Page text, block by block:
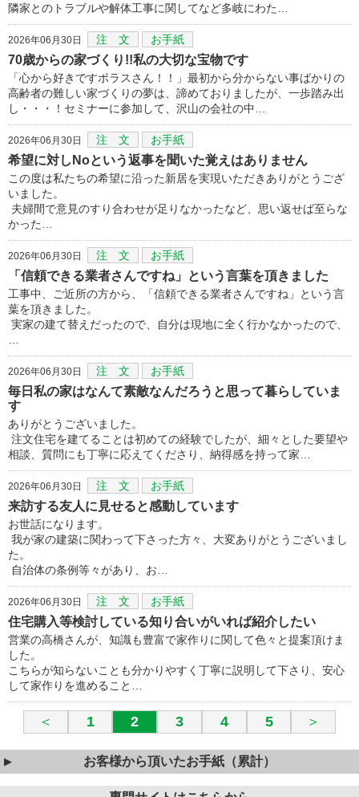
隣家とのトラブルや解体工事に関してなど多岐にわた…
2026年06月30日 注 文 お手紙
70歳からの家づくり!!私の大切な宝物です
「心から好きですポラスさん！！」最初から分からない事ばかりの
高齢者の難しい家づくりの夢は、諦めておりましたが、一歩踏み出
し・・・！セミナーに参加して、沢山の会社の中…
2026年06月30日 注 文 お手紙
希望に対しNoという返事を聞いた覚えはありません
この度は私たちの希望に沿った新居を実現いただきありがとうござ
いました。
夫婦間で意見のすり合わせが足りなかったなど、思い返せば至らな
かった…
2026年06月30日 注 文 お手紙
「信頼できる業者さんですね」という言葉を頂きました
工事中、ご近所の方から、「信頼できる業者さんですね」という言
葉を頂きました。
実家の建て替えだったので、自分は現地に全く行かなかったので、
2026年06月30日 注 文 お手紙
毎日私の家はなんて素敵なんだろうと思って暮らしていま
す
ありがとうございました。
注文住宅を建てることは初めての経験でしたが、細々とした要望や
相談、質問にも丁寧に応えてくださり、納得感を持って家…
2026年06月30日 注 文 お手紙
来訪する友人に見せると感動しています
お世話になります。
我が家の建築に関わって下さった方々、大変ありがとうございまし
た。
自治体の条例等々があり、お…
2026年06月30日 注 文 お手紙
住宅購入等検討している知り合いがいれば紹介したい
営業の高橋さんが、知識も豊富で家作りに関して色々と提案頂けま
した。
こちらが知らないことも分かりやすく丁寧に説明して下さり、安心
して家作りを進めること…
＜ 1 2 3 4 5 ＞
お客様から頂いたお手紙（累計）